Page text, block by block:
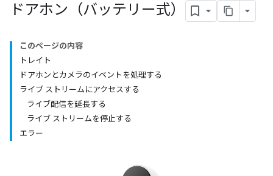
ドアホン（バッテリー式）
このページの内容
トレイト
ドアホンとカメラのイベントを処理する
ライブ ストリームにアクセスする
ライブ配信を延長する
ライブ ストリームを停止する
エラー